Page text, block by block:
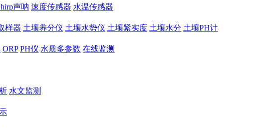
声呐 速度传感器 水温传感器
样器 土壤养分仪 土壤水势仪 土壤紧实度 土壤水分 土壤PH计
ORP PH仪 水质多参数 在线监测
水文监测